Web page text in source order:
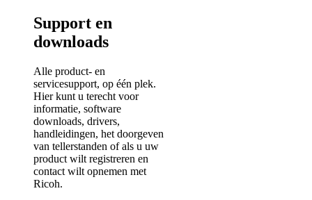
Support en
downloads
Alle product- en
servicesupport, op één plek.
Hier kunt u terecht voor
informatie, software
downloads, drivers,
handleidingen, het doorgeven
van tellerstanden of als u uw
product wilt registreren en
contact wilt opnemen met
Ricoh.